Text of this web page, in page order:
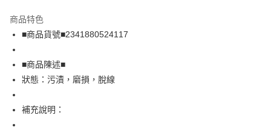
Apple Pay
街口支付
悠遊付
全盈+PAY
商品特色
■商品貨號■2341880524117
■商品陳述■
狀態：污漬，磨損，脫線
補充說明：